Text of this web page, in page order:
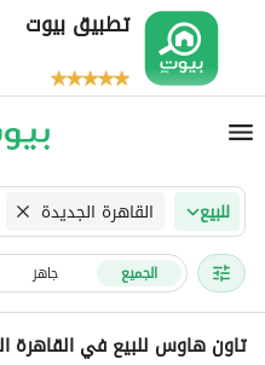
تطبيق بيوت
للبيع القاهرة الجديدة
الجميع جاهز
تاون هاوس للبيع في القاهرة